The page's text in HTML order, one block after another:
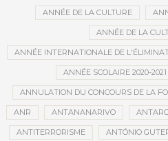
ANNÉE DE LA CULTURE
ANNÉE DE LA
ANNÉE INTERNATIONALE DE
ANNÉE SCOLAIRE 2020-2021
ANNULATION DU CONCOURS DE LA
ANR ANTANANARIVO
ANTITERRORISME ANTÓNIO